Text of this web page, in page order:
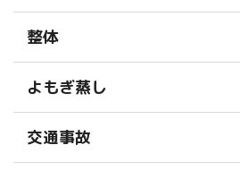
整体
よもぎ蒸し
交通事故